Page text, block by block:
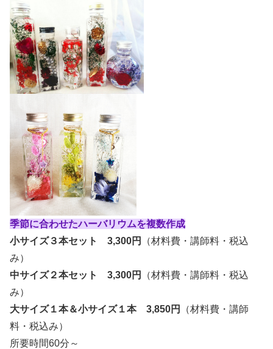
季節に合わせたハーバリウムを複数作成
小サイズ３本セット 3,300円
（材料費・講師料・税込
み）
中サイズ２本セット 3,300円
（材料費・講師料・税込
み）
大サイズ１本＆小サイズ１本 3,850円
（材料費・講師
料・税込み）
所要時間60分～